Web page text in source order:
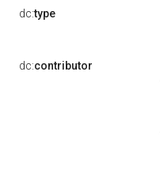
dc:type
dc:contributor